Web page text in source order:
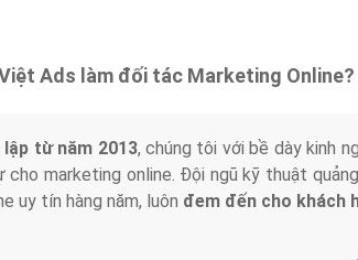
Ads làm đối tác Marketing Online?
từ năm 2013, chúng tôi với bề dày kinh
marketing online. Đội ngũ kỹ thuật
uy tín hàng năm, luôn đem đến cho khách